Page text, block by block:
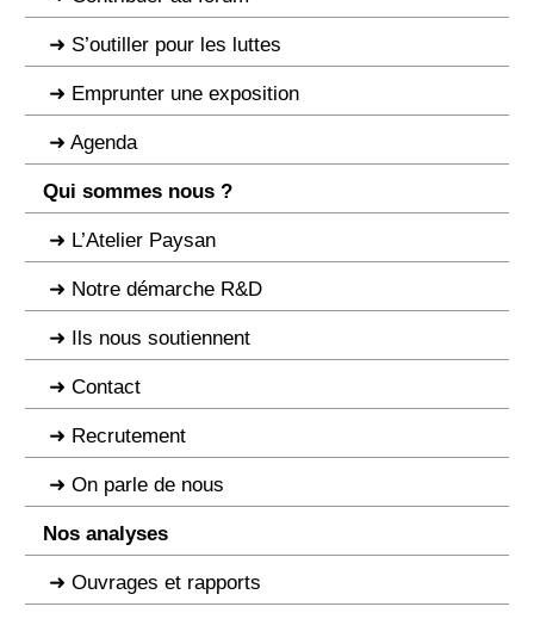
S’outiller pour les luttes
Emprunter une exposition
Agenda
Qui sommes nous ?
L’Atelier Paysan
Notre démarche R&D
Ils nous soutiennent
Contact
Recrutement
On parle de nous
Nos analyses
Ouvrages et rapports